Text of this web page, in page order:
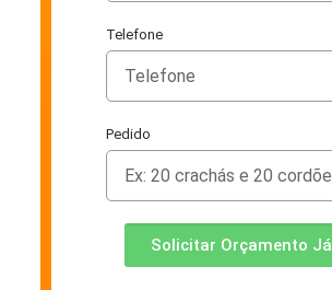
Telefone
Pedido
Solicitar Orçamento Já